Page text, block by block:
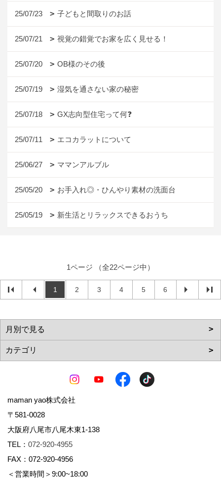
25/07/23 子どもと間取りのお話
25/07/21 視覚の錯覚でお家を広く見せる！
25/07/20 OB様のその後
25/07/19 湿気を通さない家の秘密
25/07/18 GX志向型住宅って何❓
25/07/11 エコカラットについて
25/06/27 ママンアルブル
25/05/20 お手入れ◎・ひんやり素材の洗面台
25/05/19 新生活とリラックスできるおうち
1ページ （全22ページ中）
1 2 3 4 5 6
maman yao株式会社
〒581-0028
大阪府八尾市八尾木東1-138
TEL： 072-920-4955
FAX：072-920-4956
＜営業時間＞9:00~18:00